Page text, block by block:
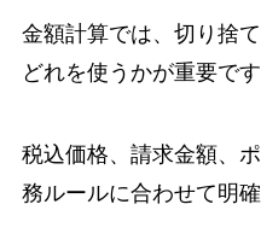
金額計算では、切り捨
どれを使うかが重要です
税込価格、請求金額、
務ルールに合わせて明